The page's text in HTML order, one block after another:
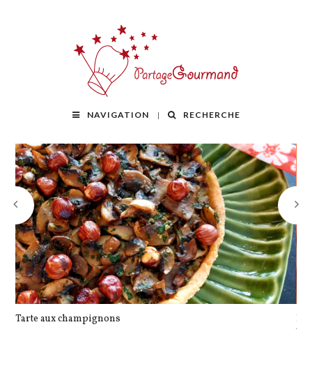
NAVIGATION RECHERCHE
Tarte aux champignons